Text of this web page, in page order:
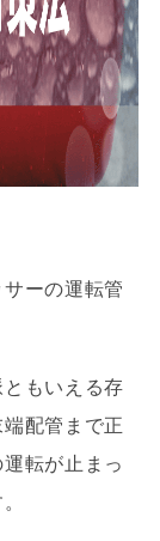
ーの運転管
もいえる存
配管まで正
転が止まっ